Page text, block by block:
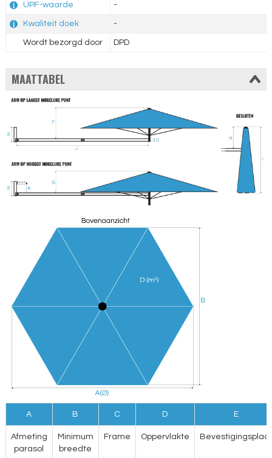
UPF-waarde -
Kwaliteit doek -
Wordt bezorgd door DPD
MAATTABEL
A B C D E
Afmeting
parasol
Minimum
breedte
Frame Oppervlakte Bevestigingsplaat